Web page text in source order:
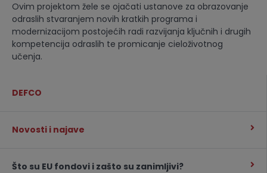
Ovim projektom žele se ojačati ustanove za obrazovanje
odraslih stvaranjem novih kratkih programa i
modernizacijom postojećih radi razvijanja ključnih i drugih
kompetencija odraslih te promicanje cieloživotnog
učenja.
DEFCO
Novosti i najave
Što su EU fondovi i zašto su zanimljivi?